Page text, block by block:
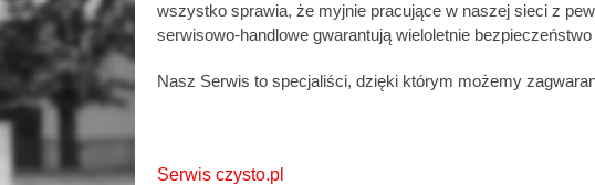
wszystko sprawia, że myjnie pracujące w naszej sieci z
serwisowo-handlowe gwarantują wieloletnie
Nasz Serwis to specjaliści, dzięki którym możemy
Serwis czysto.pl